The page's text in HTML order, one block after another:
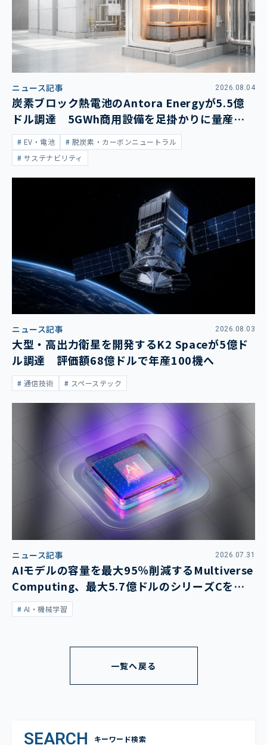
ニュース記事 2026.08.04
炭素ブロック熱電池のAntora Energyが5.5億
ドル調達 5GWh商用設備を足掛かりに量産拡
大EV・電池
脱炭素・カーボンニュートラル
サステナビリティ
ニュース記事 2026.08.03
大型・高出力衛星を開発するK2 Spaceが5億ド
ル調達 評価額68億ドルで年産100機へ
通信技術 スペーステック
ニュース記事 2026.07.31
AIモデルの容量を最大95％削減するMultiverse
Computing、最大5.7億ドルのシリーズCを発
表AI・機械学習
一覧へ戻る
SEARCH キーワード検索